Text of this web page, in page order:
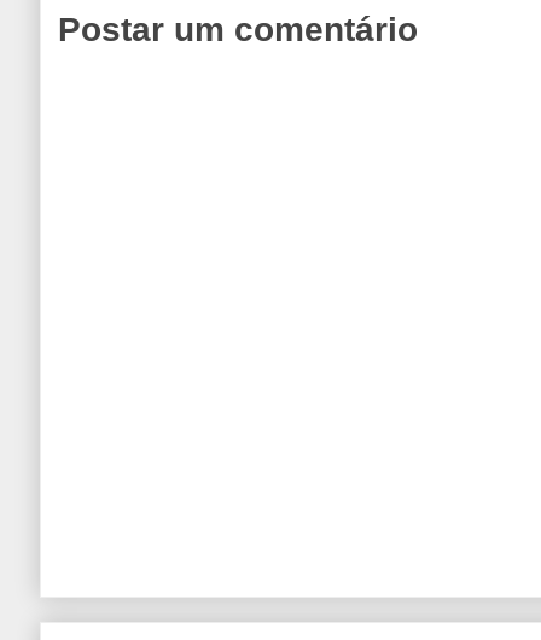
Postar um comentário